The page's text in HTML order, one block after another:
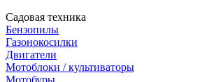
Садовая техника
Бензопилы
Газонокосилки
Двигатели
Мотоблоки / культиваторы
Мотобуры